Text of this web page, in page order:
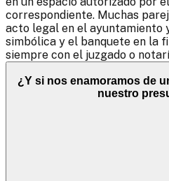
correspondiente. Muchas
acto legal en el ayuntamiento
simbólica y el banquete en la
siempre con el juzgado o
¿Y si nos enamoramos de
nuestro